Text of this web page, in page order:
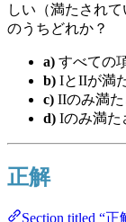
しい（満たされ
のうちどれか？
a) すべての
b) IとIIが満
c) IIのみ満
d) Iのみ満た
正解
Section titled “正